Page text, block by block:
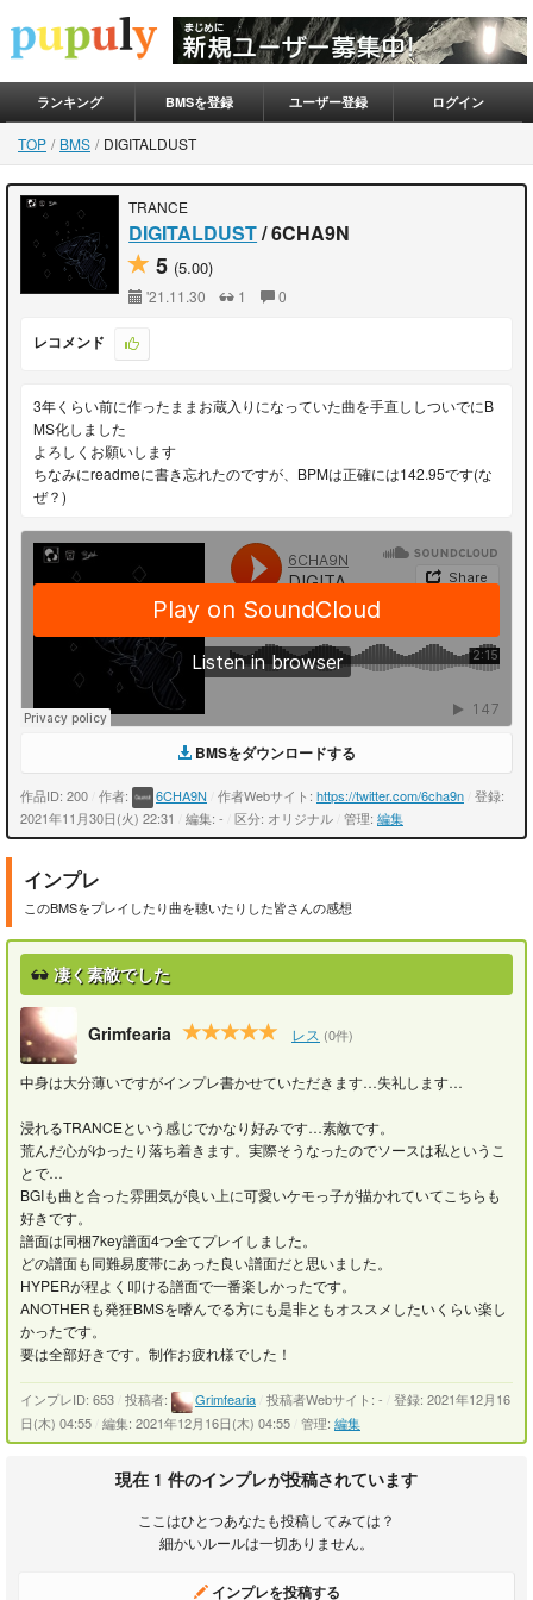
ランキング BMSを登録 ユーザー登録 ログイン
TOP BMS DIGITALDUST
TRANCE
DIGITALDUST/ 6CHA9N
5 (5.00)
'21.11.30 1 0
レコメンド
3年くらい前に作ったままお蔵入りになっていた曲を手直ししついでにB
MS化しました
よろしくお願いします
ちなみにreadmeに書き忘れたのですが、BPMは正確には142.95です(な
ぜ？)
BMSをダウンロードする
作品ID: 200 作者: 6CHA9N 作者Webサイト: https://twitter.com/6cha9n 登録:
2021年11月30日(火) 22:31
編集: - 区分: オリジナル 管理: 編集
インプレ
このBMSをプレイしたり曲を聴いたりした皆さんの感想
凄く素敵でした
Grimfearia レス (0件)
中身は大分薄いですがインプレ書かせていただきます…失礼します…
浸れるTRANCEという感じでかなり好みです…素敵です。
荒んだ心がゆったり落ち着きます。実際そうなったのでソースは私というこ
とで…
BGIも曲と合った雰囲気が良い上に可愛いケモっ子が描かれていてこちらも
好きです。
譜面は同梱7key譜面4つ全てプレイしました。
どの譜面も同難易度帯にあった良い譜面だと思いました。
HYPERが程よく叩ける譜面で一番楽しかったです。
ANOTHERも発狂BMSを嗜んでる方にも是非ともオススメしたいくらい楽し
かったです。
要は全部好きです。制作お疲れ様でした！
インプレID: 653 投稿者: Grimfearia 投稿者Webサイト: -
登録: 2021年12月16
日(木) 04:55 編集: 2021年12月16日(木) 04:55 管理: 編集
現在 1 件のインプレが投稿されています
ここはひとつあなたも投稿してみては？
細かいルールは一切ありません。
インプレを投稿する